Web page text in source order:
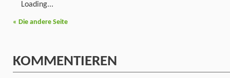
Loading...
« Die andere Seite
KOMMENTIEREN